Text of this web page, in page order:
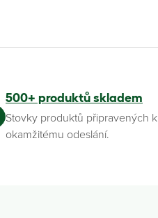
500+ produktů skladem
Stovky produktů připravených k
okamžitému odeslání.